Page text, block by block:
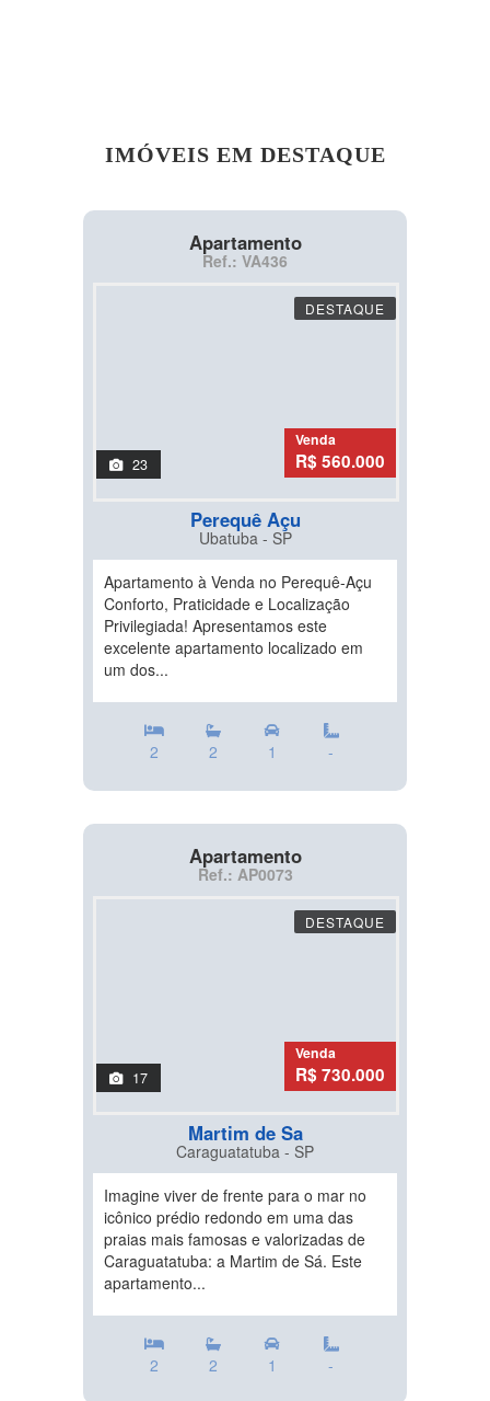
IMÓVEIS EM DESTAQUE
Apartamento
Ref.: VA436
DESTAQUE
23
Venda
R$ 560.000
Perequê Açu
Ubatuba - SP
Apartamento à Venda no Perequê-Açu
Conforto, Praticidade e Localização
Privilegiada! Apresentamos este
excelente apartamento localizado em
um dos...
2 2 1 -
Apartamento
Ref.: AP0073
DESTAQUE
17
Venda
R$ 730.000
Martim de Sa
Caraguatatuba - SP
Imagine viver de frente para o mar no
icônico prédio redondo em uma das
praias mais famosas e valorizadas de
Caraguatatuba: a Martim de Sá. Este
apartamento...
2 2 1 -